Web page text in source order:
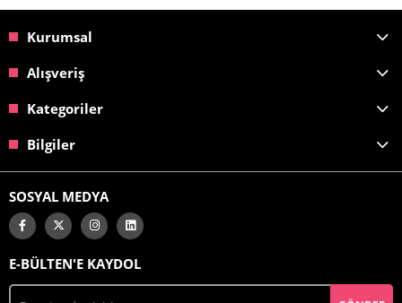
Kurumsal
Alışveriş
Kategoriler
Bilgiler
SOSYAL MEDYA
E-BÜLTEN'E KAYDOL